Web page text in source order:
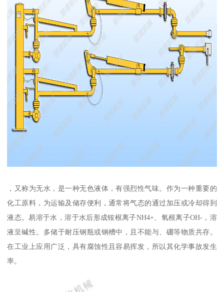
，又称为无水，是一种无色液体，有强烈性气味。作为一种重要的
化工原料，为运输及储存便利，通常将气态的通过加压或冷却得到
液态。易溶于水，溶于水后形成铵根离子NH4+、氧根离子OH-，溶
液呈碱性。多储于耐压钢瓶或钢槽中，且不能与、硼等物质共存。
在工业上应用广泛，具有腐蚀性且容易挥发，所以其化学事故发生
率。